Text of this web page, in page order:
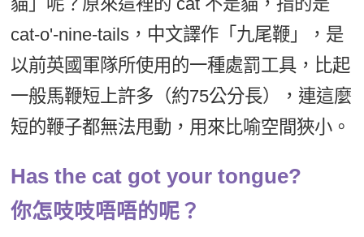
cat-o'-nine-tails，中文譯作「九尾鞭」，是
以前英國軍隊所使用的一種處罰工具，比起
一般馬鞭短上許多（約75公分長），連這麼
短的鞭子都無法甩動，用來比喻空間狹小。
Has the cat got your tongue?
你怎吱吱唔唔的呢？